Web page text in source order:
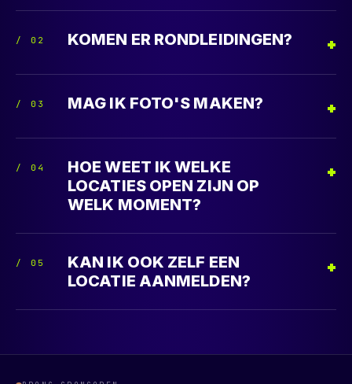
/ 02 KOMEN ER RONDLEIDINGEN?
/ 03 MAG IK FOTO'S MAKEN?
/ 04
HOE WEET IK WELKE
LOCATIES OPEN ZIJN OP
WELK MOMENT?
/ 05
KAN IK OOK ZELF EEN
LOCATIE AANMELDEN?